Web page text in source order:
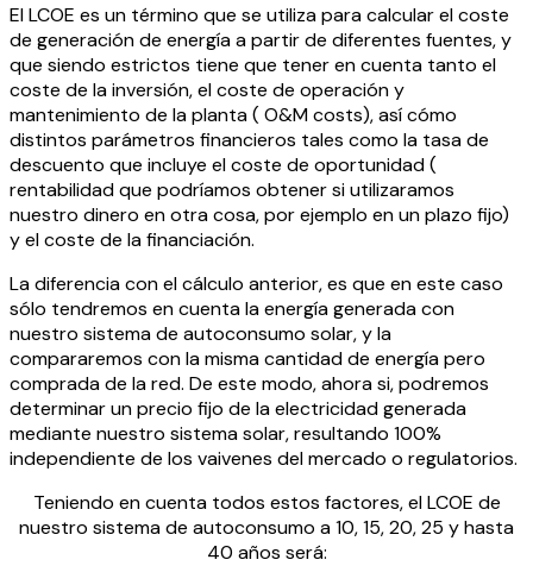
El LCOE es un término que se utiliza para calcular el coste
de generación de energía a partir de diferentes fuentes, y
que siendo estrictos tiene que tener en cuenta tanto el
coste de la inversión, el coste de operación y
mantenimiento de la planta ( O&M costs), así cómo
distintos parámetros financieros tales como la tasa de
descuento que incluye el coste de oportunidad (
rentabilidad que podríamos obtener si utilizaramos
nuestro dinero en otra cosa, por ejemplo en un plazo fijo)
y el coste de la financiación.
La diferencia con el cálculo anterior, es que en este caso
sólo tendremos en cuenta la energía generada con
nuestro sistema de autoconsumo solar, y la
compararemos con la misma cantidad de energía pero
comprada de la red. De este modo, ahora si, podremos
determinar un precio fijo de la electricidad generada
mediante nuestro sistema solar, resultando 100%
independiente de los vaivenes del mercado o regulatorios.
Teniendo en cuenta todos estos factores, el LCOE de
nuestro sistema de autoconsumo a 10, 15, 20, 25 y hasta
40 años será: